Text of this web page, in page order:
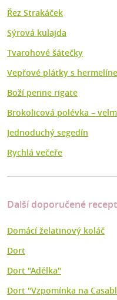
Řez Strakáček
Sýrová kulajda
Tvarohové šátečky
Vepřové plátky s
Boží penne rigate
Brokolicová polévka –⁠
Jednoduchý segedín
Rychlá večeře
Další doporučené
Domácí želatinový koláč
Dort
Dort "Adélka"
Dort "Vzpomínka na